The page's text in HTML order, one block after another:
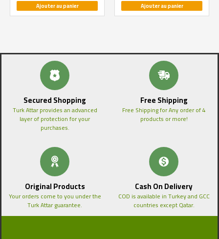
Ajouter au panier Ajouter au panier
Secured Shopping
Turk Attar provides an advanced
layer of protection for your
purchases.
Free Shipping
Free Shipping for Any order of 4
products or more!
Original Products
Your orders come to you under the
Turk Attar guarantee.
Cash On Delivery
COD is available in Turkey and GCC
countries except Qatar.